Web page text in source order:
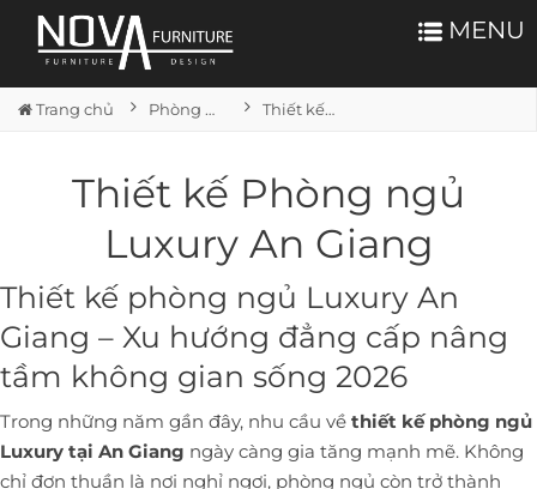
MENU
Trang chủ Phòng ngủ Thiết kế Phòng ngủ Luxury An Giang
Thiết kế Phòng ngủ
Luxury An Giang
Thiết kế phòng ngủ Luxury An
Giang – Xu hướng đẳng cấp nâng
tầm không gian sống 2026
Trong những năm gần đây, nhu cầu về thiết kế phòng ngủ
Luxury tại An Giang ngày càng gia tăng mạnh mẽ. Không
chỉ đơn thuần là nơi nghỉ ngơi, phòng ngủ còn trở thành